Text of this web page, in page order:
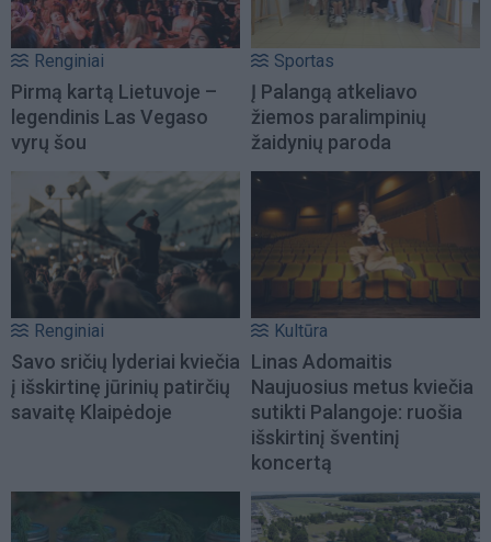
Renginiai
Pirmą kartą Lietuvoje –
legendinis Las Vegaso
vyrų šou
Sportas
Į Palangą atkeliavo
žiemos paralimpinių
žaidynių paroda
Renginiai
Savo sričių lyderiai kviečia
į išskirtinę jūrinių patirčių
savaitę Klaipėdoje
Kultūra
Linas Adomaitis
Naujuosius metus kviečia
sutikti Palangoje: ruošia
išskirtinį šventinį
koncertą